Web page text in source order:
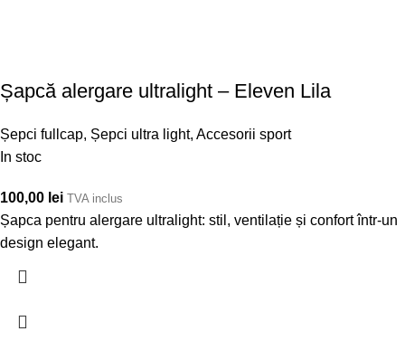
Șapcă alergare ultralight – Eleven Lila
Șepci fullcap, Șepci ultra light, Accesorii sport
In stoc
100,00 lei TVA inclus
Șapca pentru alergare ultralight: stil, ventilație și confort într-un
design elegant.